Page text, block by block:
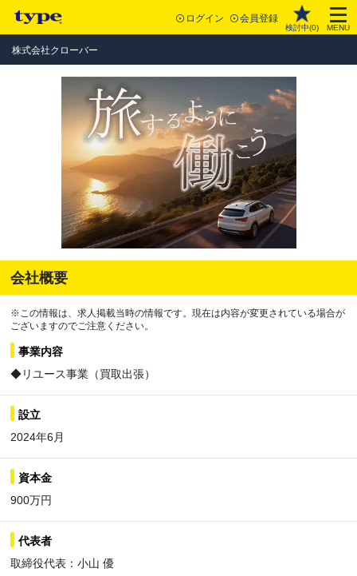
ログイン 会員登録
検討中(0) MENU
株式会社クローバー
会社概要
※この情報は、求人掲載当時の情報です。現在は内容が変更されている場合が
ございますのでご注意ください。
事業内容
◆リユース事業（買取出張）
設立
2024年6月
資本金
900万円
代表者
取締役代表：小山 優